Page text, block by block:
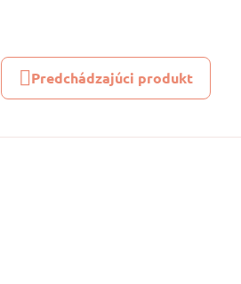
Predchádzajúci produkt